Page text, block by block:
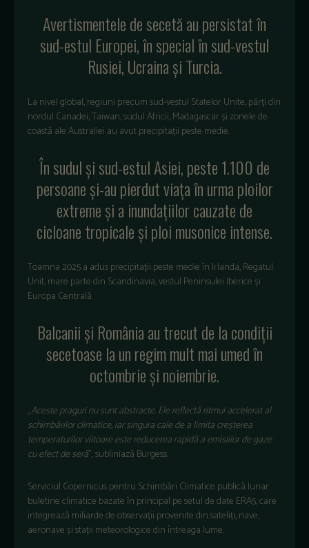
Avertismentele de secetă au persistatîn
sud-estul Europei, în special în sud-vestul
Rusiei, Ucrainași Turcia.
La nivel global, regiuni precum sud-vestul Statelor Unite, părți din
nordul Canadei, Taiwan, sudul Africii, Madagascar și zonele de
coastă ale Australiei au avut precipitații peste medie.
În sudulși sud-estul Asiei, peste 1.100 de
persoane și-au pierdut viațaîn urma ploilor
extremeși a inundațiilor cauzate de
cicloane tropicale și ploi musonice intense.
Toamna 2025 a adus precipitații peste medieîn Irlanda, Regatul
Unit, mare parte din Scandinavia, vestul Peninsulei Ibericeși
Europa Centrală.
Balcanii și România au trecut de la condiții
secetoase la unregim mult mai umed în
octombrieși noiembrie.
„Aceste praguri nu sunt abstracte. Ele reflectă ritmul accelerat al
schimbărilor climatice, iar singura cale de a limita creșterea
temperaturilor viitoare este reducerea rapidă a emisiilor de gaze
cu efect de seră”, subliniază Burgess.
Serviciul Copernicus pentru Schimbări Climatice publică lunar
buletine climatice bazateîn principal pe setul de date ERA5, care
integrează miliarde de observații provenite din sateliți, nave,
aeronave și stații meteorologice dinîntreaga lume.